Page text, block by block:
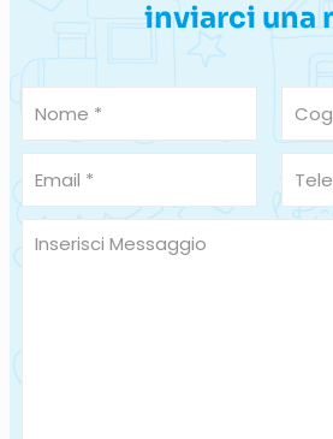
inviarci una